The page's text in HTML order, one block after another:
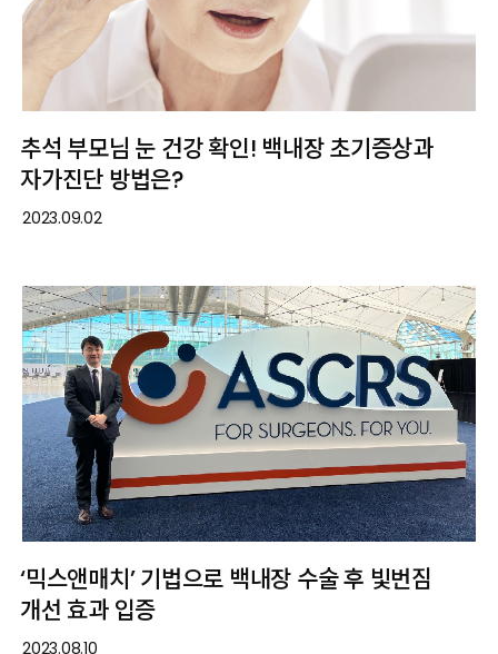
추석 부모님 눈 건강 확인! 백내장 초기증상과
자가진단 방법은?
2023.09.02
‘믹스앤매치’ 기법으로 백내장 수술 후 빛번짐
개선 효과 입증
2023.08.10